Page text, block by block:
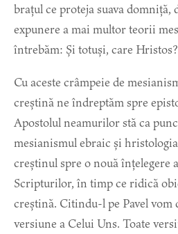
brațul ce proteja suava domniță,
expunere a mai multor teorii
întrebăm: Și totuși, care Hristos?
Cu aceste crâmpeie de
creștină ne îndreptăm spre
Apostolul neamurilor stă ca
mesianismul ebraic și
creștinul spre o nouă înțelegere
Scripturilor, în timp ce ridică
creștină. Citindu-l pe Pavel vom
versiune a Celui Uns. Toate